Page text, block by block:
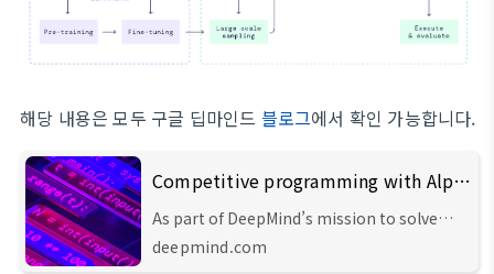
해당 내용은 모두 구글 딥마인드 블로그에서 확인 가능합니다.
Competitive programming with AlphaCode
As part of DeepMind’s mission to solve
intelligence, we created a system called
AlphaCode that writes computer
deepmind.com